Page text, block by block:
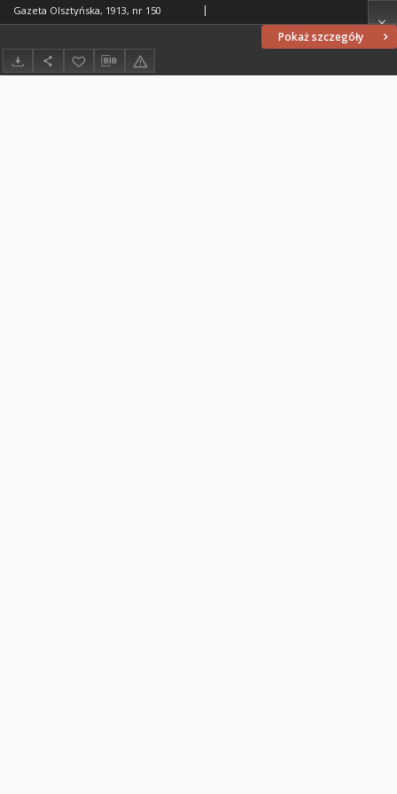
Pokaż szczegóły
Gazeta Olsztyńska, 1913, nr 150